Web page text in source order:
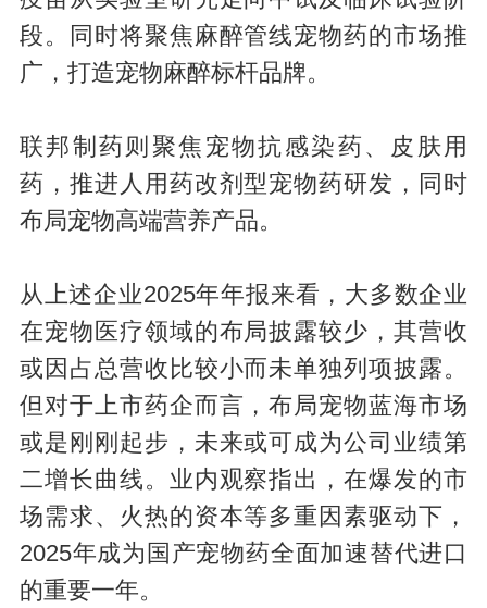
段。同时将聚焦麻醉管线宠物药的市场推
广，打造宠物麻醉标杆品牌。
联邦制药则聚焦宠物抗感染药、皮肤用
药，推进人用药改剂型宠物药研发，同时
布局宠物高端营养产品。
从上述企业2025年年报来看，大多数企业
在宠物医疗领域的布局披露较少，其营收
或因占总营收比较小而未单独列项披露。
但对于上市药企而言，布局宠物蓝海市场
或是刚刚起步，未来或可成为公司业绩第
二增长曲线。业内观察指出，在爆发的市
场需求、火热的资本等多重因素驱动下，
2025年成为国产宠物药全面加速替代进口
的重要一年。